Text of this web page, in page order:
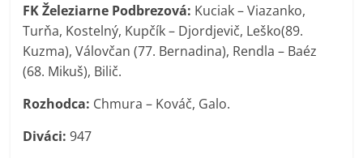
FK Železiarne Podbrezová: Kuciak – Viazanko,
Turňa, Kostelný, Kupčík – Djordjevič, Leško(89.
Kuzma), Válovčan (77. Bernadina), Rendla – Baéz
(68. Mikuš), Bilič.
Rozhodca: Chmura – Kováč, Galo.
Diváci:947